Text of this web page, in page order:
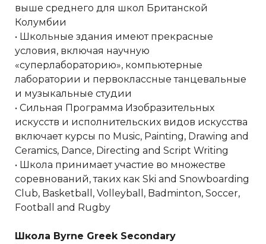
выше среднего для школ Британской
Колумбии
• Школьные здания имеют прекрасные
условия, включая научную
«суперлабораторию», компьютерные
лаборатории и первоклассные танцевальные
и музыкальные студии
• Сильная Программа Изобразительных
искусств и исполнительских видов искусства
включает курсы по Music, Painting, Drawing and
Ceramics, Dance, Directing and Script Writing
• Школа принимает участие во множестве
соревнований, таких как Ski and Snowboarding
Club, Basketball, Volleyball, Badminton, Soccer,
Football and Rugby
Школа Byrne Greek Secondary